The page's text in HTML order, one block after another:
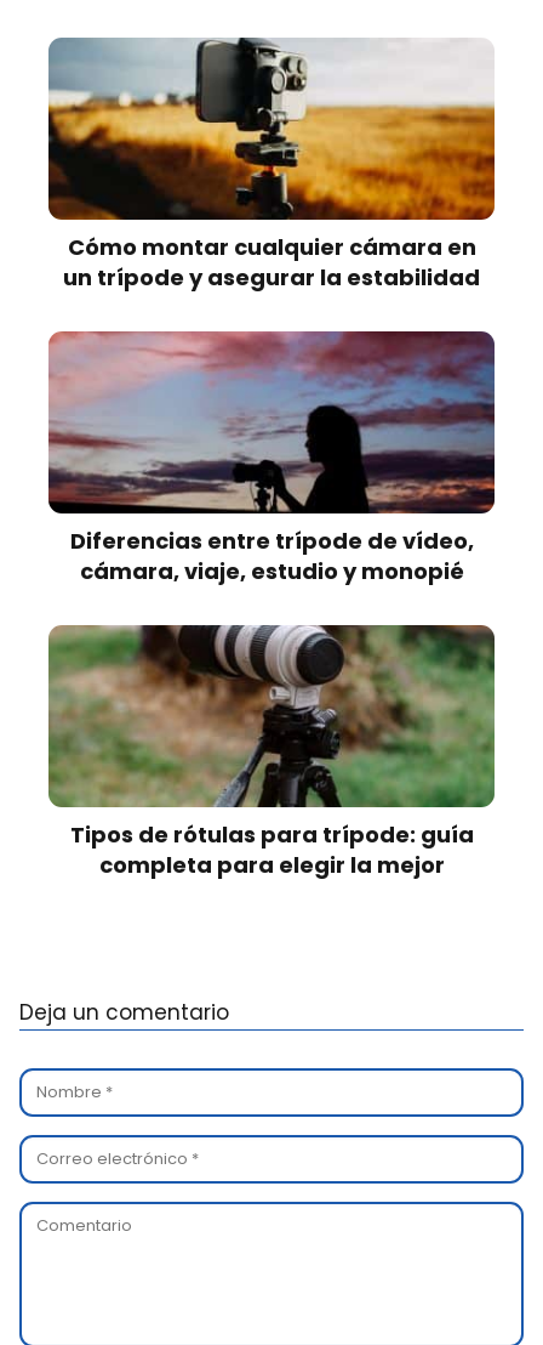
Cómo montar cualquier cámara en
un trípode y asegurar la estabilidad
Diferencias entre trípode de vídeo,
cámara, viaje, estudio y monopié
Tipos de rótulas para trípode: guía
completa para elegir la mejor
Deja un comentario